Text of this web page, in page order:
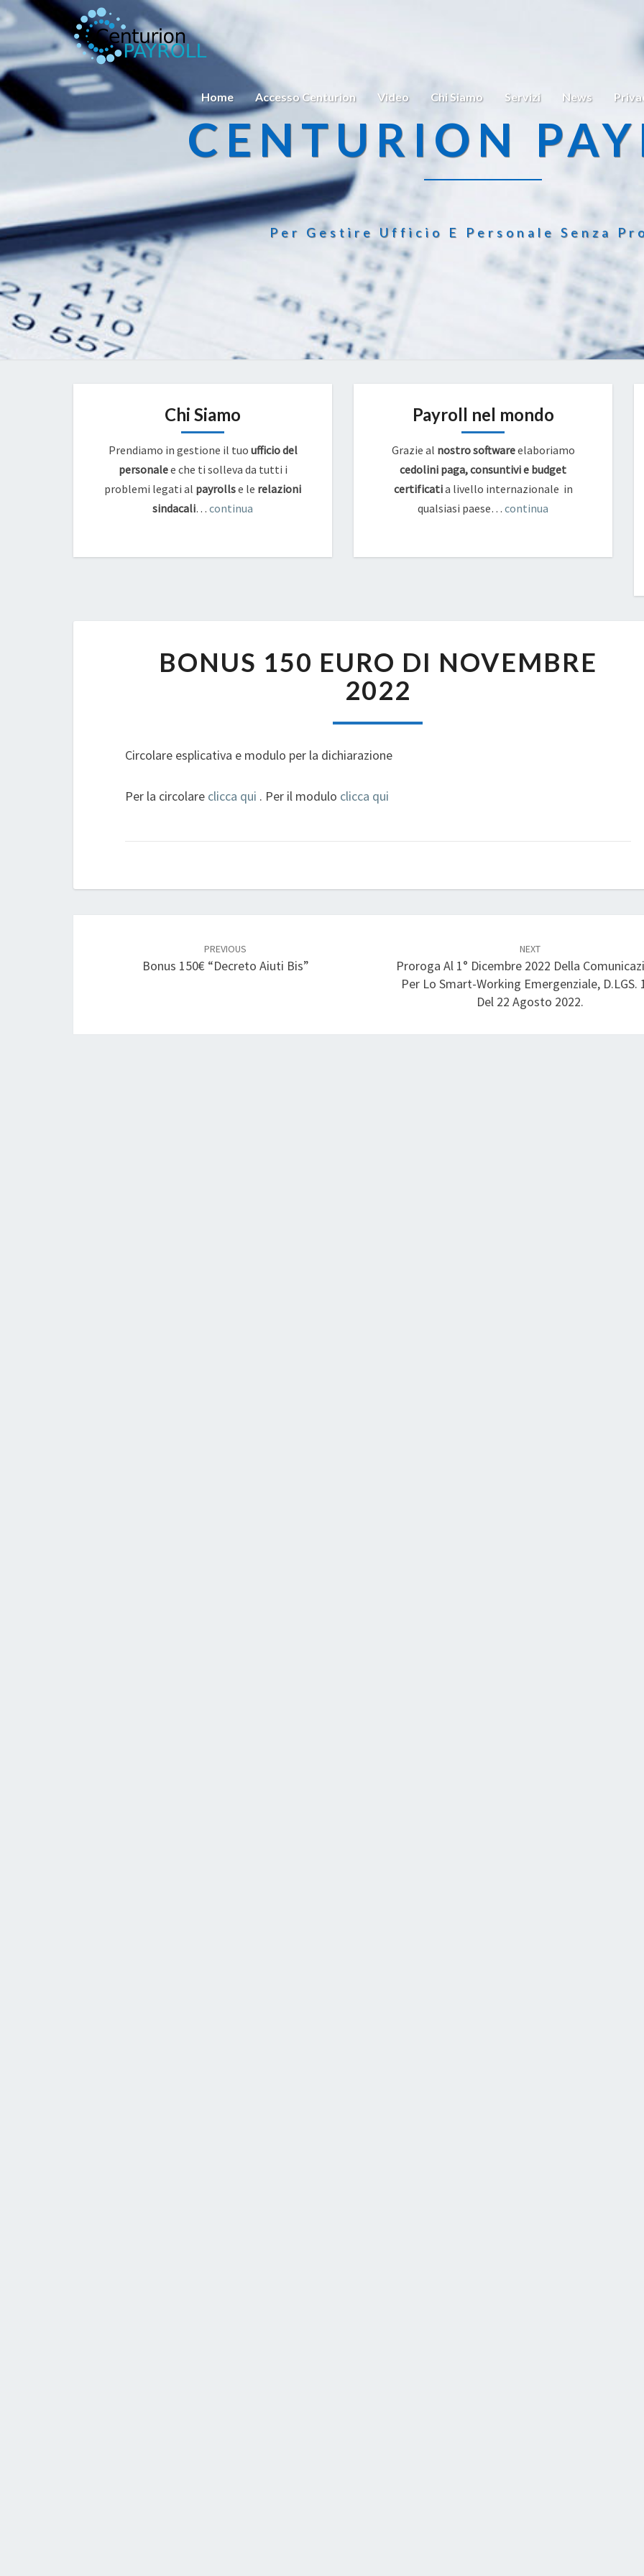
Home Accesso Centurion Video Chi Siamo Servizi News
CENTURION
Per Gestire Ufficio E Personale Senza
Chi Siamo
Prendiamo in gestione il tuo ufficio del
personalee che ti solleva da tutti i
problemi legati al payrollse le relazioni
sindacali… continua
Payroll nel mondo
Grazie al nostro softwareelaboriamo
cedolini paga, consuntivi e budget
certificatia livello internazionale in
qualsiasi paese… continua
150
EURO
DI
BONUS 150 EURO DI NOVEMBRE
2022
Circolare esplicativa e modulo per la dichiarazione
Per la circolare clicca qui . Per il modulo clicca qui
PREVIOUS
Bonus 150€ “Decreto Aiuti Bis”
NEXT
Proroga Al 1° Dicembre 2022 Della
Per Lo Smart-Working Emergenziale, D.LGS.
Del 22 Agosto 2022.